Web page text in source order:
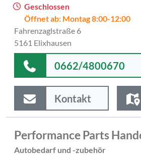
Geschlossen
Öffnet ab: Montag 8:00-12:00
Fahrenzaglstraße 6
5161 Elixhausen
0662/4800670
Kontakt
Performance Parts
Autobedarf und -zubehör